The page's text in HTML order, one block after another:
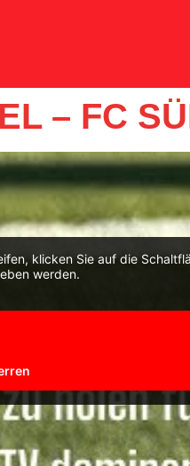
– FC
klicken Sie auf die
werden.